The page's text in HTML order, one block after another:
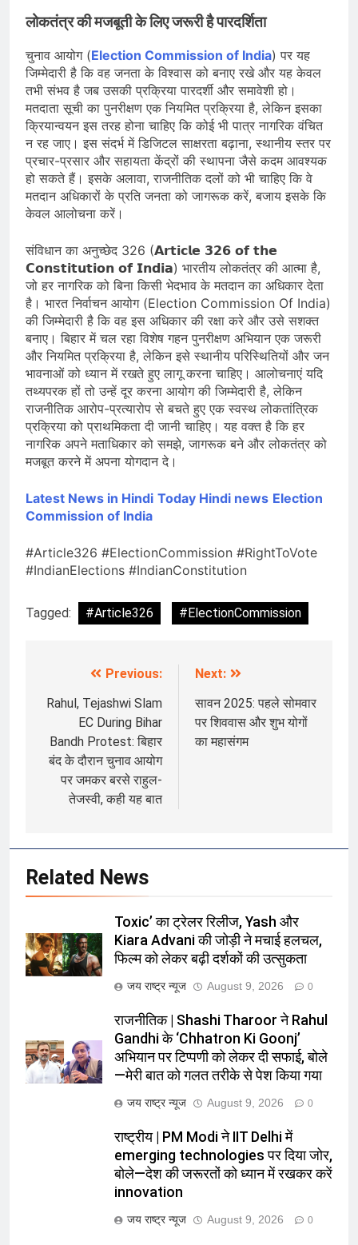
लोकतंत्र की मजबूती के लिए जरूरी है पारदर्शिता
चुनाव आयोग (Election Commission of India) पर यह
जिम्मेदारी है कि वह जनता के विश्वास को बनाए रखे और यह केवल
तभी संभव है जब उसकी प्रक्रिया पारदर्शी और समावेशी हो।
मतदाता सूची का पुनरीक्षण एक नियमित प्रक्रिया है, लेकिन इसका
क्रियान्वयन इस तरह होना चाहिए कि कोई भी पात्र नागरिक वंचित
न रह जाए। इस संदर्भ में डिजिटल साक्षरता बढ़ाना, स्थानीय स्तर पर
प्रचार-प्रसार और सहायता केंद्रों की स्थापना जैसे कदम आवश्यक
हो सकते हैं। इसके अलावा, राजनीतिक दलों को भी चाहिए कि वे
मतदान अधिकारों के प्रति जनता को जागरूक करें, बजाय इसके कि
केवल आलोचना करें।
संविधान का अनुच्छेद 326 (𝗔𝗿𝘁𝗶𝗰𝗹𝗲 𝟯𝟮𝟲 𝗼𝗳 𝘁𝗵𝗲
𝗖𝗼𝗻𝘀𝘁𝗶𝘁𝘂𝘁𝗶𝗼𝗻 𝗼𝗳 𝗜𝗻𝗱𝗶𝗮) भारतीय लोकतंत्र की आत्मा है,
जो हर नागरिक को बिना किसी भेदभाव के मतदान का अधिकार देता
है। भारत निर्वाचन आयोग (Election Commission Of India)
की जिम्मेदारी है कि वह इस अधिकार की रक्षा करे और उसे सशक्त
बनाए। बिहार में चल रहा विशेष गहन पुनरीक्षण अभियान एक जरूरी
और नियमित प्रक्रिया है, लेकिन इसे स्थानीय परिस्थितियों और जन
भावनाओं को ध्यान में रखते हुए लागू करना चाहिए। आलोचनाएं यदि
तथ्यपरक हों तो उन्हें दूर करना आयोग की जिम्मेदारी है, लेकिन
राजनीतिक आरोप-प्रत्यारोप से बचते हुए एक स्वस्थ लोकतांत्रिक
प्रक्रिया को प्राथमिकता दी जानी चाहिए। यह वक्त है कि हर
नागरिक अपने मताधिकार को समझे, जागरूक बने और लोकतंत्र को
मजबूत करने में अपना योगदान दे।
Latest News in Hindi Today Hindi news Election
Commission of India
#Article326 #ElectionCommission #RightToVote
#IndianElections #IndianConstitution
Tagged: #Article326 #ElectionCommission
navigation
Previous:
Rahul, Tejashwi Slam
EC During Bihar
Bandh Protest: बिहार
बंद के दौरान चुनाव आयोग
पर जमकर बरसे राहुल-
तेजस्वी, कही यह बात
Next:
सावन 2025: पहले सोमवार
पर शिववास और शुभ योगों
का महासंगम
Related News
Toxic’ का ट्रेलर रिलीज, Yash और
Kiara Advani की जोड़ी ने मचाई हलचल,
फिल्म को लेकर बढ़ी दर्शकों की उत्सुकता
जय राष्ट्र न्यूज August 9, 2026 0
राजनीतिक | Shashi Tharoor ने Rahul
Gandhi के ‘Chhatron Ki Goonj’
अभियान पर टिप्पणी को लेकर दी सफाई, बोले
—मेरी बात को गलत तरीके से पेश किया गया
जय राष्ट्र न्यूज August 9, 2026 0
राष्ट्रीय | PM Modi ने IIT Delhi में
emerging technologies पर दिया जोर,
बोले—देश की जरूरतों को ध्यान में रखकर करें
innovation
जय राष्ट्र न्यूज August 9, 2026 0